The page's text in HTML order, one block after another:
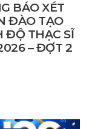
BÁO XÉT
ĐÀO TẠO
ĐỘ THẠC SĨ
– ĐỢT 2